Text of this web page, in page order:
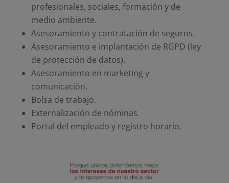
profesionales, sociales, formación y de
medio ambiente.
Asesoramiento y contratación de seguros.
Asesoramiento e implantación de RGPD (ley
de protección de datos).
Asesoramiento en marketing y
comunicación.
Bolsa de trabajo.
Externalización de nóminas.
Portal del empleado y registro horario.